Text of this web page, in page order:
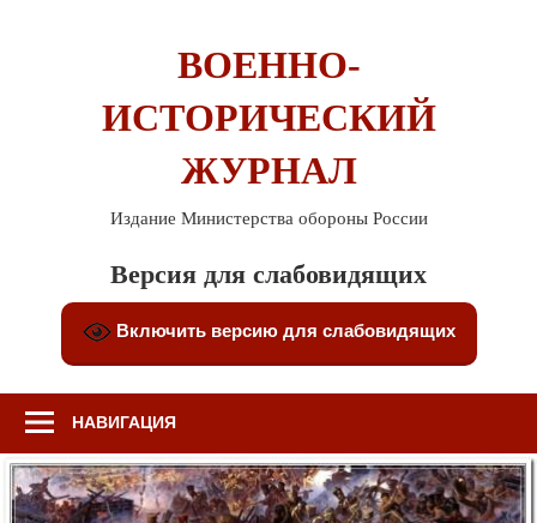
ВОЕННО-
ИСТОРИЧЕСКИЙ
ЖУРНАЛ
Издание Министерства обороны России
Версия для слабовидящих
Включить версию для слабовидящих
НАВИГАЦИЯ